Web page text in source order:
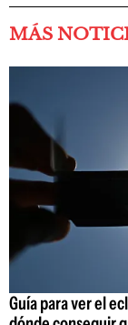
MÁS
Guía para ver el